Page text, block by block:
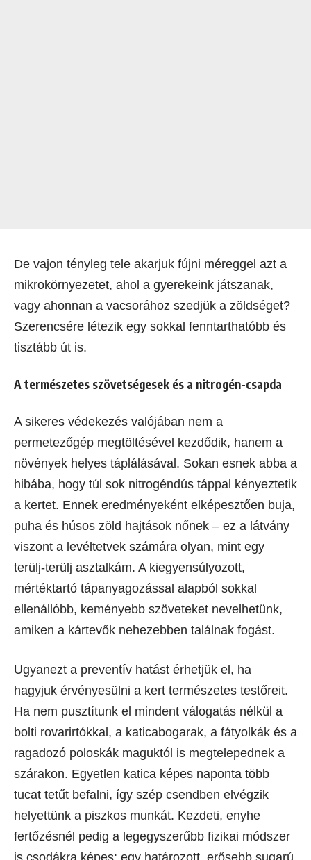
De vajon tényleg tele akarjuk fújni méreggel azt a
mikrokörnyezetet, ahol a gyerekeink játszanak,
vagy ahonnan a vacsorához szedjük a zöldséget?
Szerencsére létezik egy sokkal fenntarthatóbb és
tisztább út is.
A természetes szövetségesek és a nitrogén-csapda
A sikeres védekezés valójában nem a
permetezőgép megtöltésével kezdődik, hanem a
növények helyes táplálásával. Sokan esnek abba a
hibába, hogy túl sok nitrogéndús táppal kényeztetik
a kertet. Ennek eredményeként elképesztően buja,
puha és húsos zöld hajtások nőnek – ez a látvány
viszont a levéltetvek számára olyan, mint egy
terülj-terülj asztalkám. A kiegyensúlyozott,
mértéktartó tápanyagozással alapból sokkal
ellenállóbb, keményebb szöveteket nevelhetünk,
amiken a kártevők nehezebben találnak fogást.
Ugyanezt a preventív hatást érhetjük el, ha
hagyjuk érvényesülni a kert természetes testőreit.
Ha nem pusztítunk el mindent válogatás nélkül a
bolti rovarirtókkal, a katicabogarak, a fátyolkák és a
ragadozó poloskák maguktól is megtelepednek a
szárakon. Egyetlen katica képes naponta több
tucat tetűt befalni, így szép csendben elvégzik
helyettünk a piszkos munkát. Kezdeti, enyhe
fertőzésnél pedig a legegyszerűbb fizikai módszer